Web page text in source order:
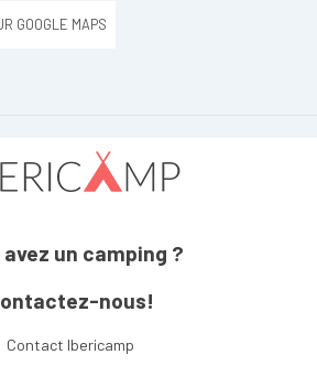
GOOGLE MAPS
avez un camping ?
nous!
Contact Ibericamp